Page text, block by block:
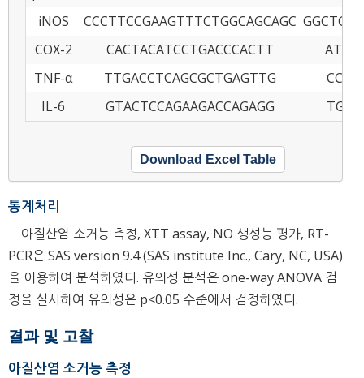
iNOS
CCCTTCCGAAGTTTCTGGCAGCAGC
COX-2
CACTACATCCTGACCCACTT
TNF-α
TTGACCTCAGCGCTGAGTTG
IL-6
GTACTCCAGAAGACCAGAGG
Download Excel Table
통계처리
아질산염 소거능 측정, XTT assay, NO 생성능 평가, RT-
PCR은 SAS version 9.4 (SAS institute Inc., Cary, NC, USA)
을 이용하여 분석하였다. 유의성 분석은 one-way ANOVA 검
정을 실시하여 유의성은 p<0.05 수준에서 검정하였다.
결과 및 고찰
아질산염 소거능 측정